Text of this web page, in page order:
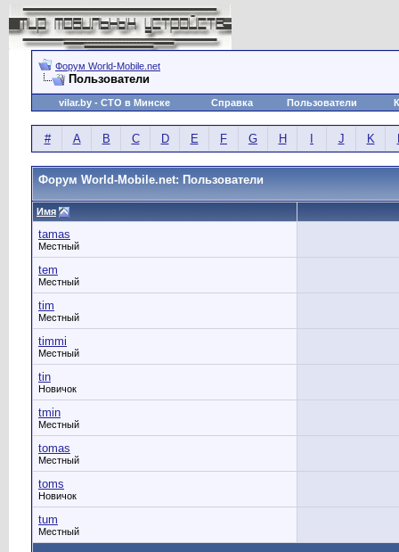
Форум World-Mobile.net
Пользователи
vilar.by - СТО в Минске Справка Пользователи
# A B C D E F G H J K
Форум World-Mobile.net: Пользователи
Имя
tamas
Местный
tem
Местный
tim
Местный
timmi
Местный
tin
Новичок
tmin
Местный
tomas
Местный
toms
Новичок
tum
Местный